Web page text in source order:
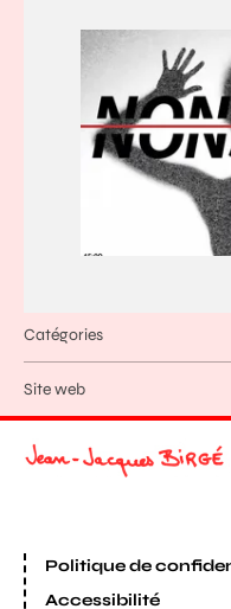
Catégories
Site web
Politique de
Accessibilité